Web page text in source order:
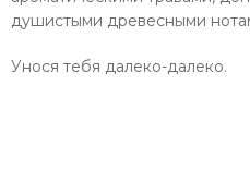
душистыми древесными
Унося тебя далеко-далеко.